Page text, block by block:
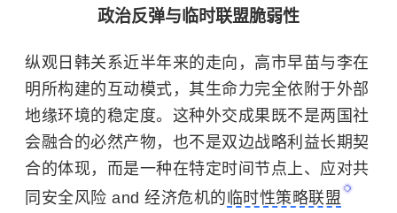
政治反弹与临时联盟脆弱性
纵观日韩关系近半年来的走向，高市早苗与李在
明所构建的互动模式，其生命力完全依附于外部
地缘环境的稳定度。这种外交成果既不是两国社
会融合的必然产物，也不是双边战略利益长期契
合的体现，而是一种在特定时间节点上、应对共
同安全风险 and 经济危机的临时性策略联盟